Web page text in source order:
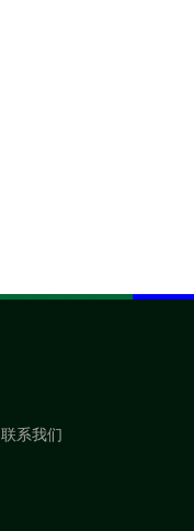
联系我们